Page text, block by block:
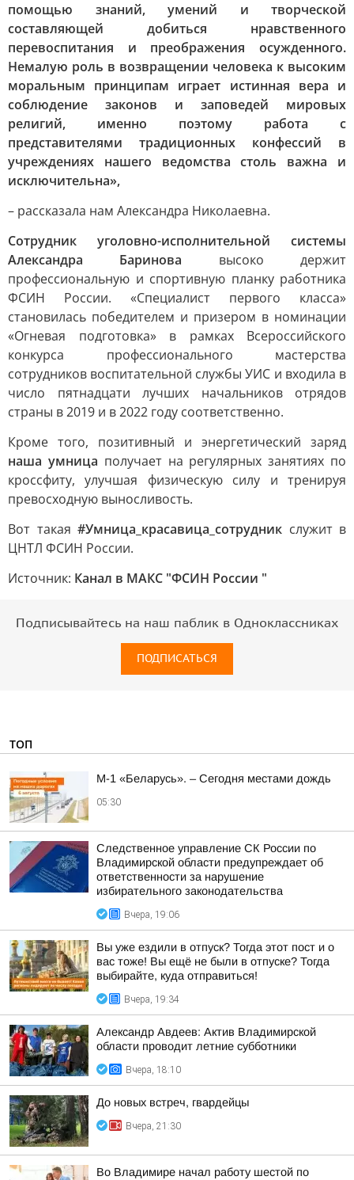
помощью знаний, умений и творческой
составляющей добиться нравственного
перевоспитания и преображения осужденного.
Немалую роль в возвращении человека к высоким
моральным принципам играет истинная вера и
соблюдение законов и заповедей мировых
религий, именно поэтому работа с
представителями традиционных конфессий в
учреждениях нашего ведомства столь важна и
исключительна»,
– рассказала нам Александра Николаевна.
Сотрудник уголовно-исполнительной системы
Александра Баринова высоко держит
профессиональную и спортивную планку работника
ФСИН России. «Специалист первого класса»
становилась победителем и призером в номинации
«Огневая подготовка» в рамках Всероссийского
конкурса профессионального мастерства
сотрудников воспитательной службы УИС и входила в
число пятнадцати лучших начальников отрядов
страны в 2019 и в 2022 году соответственно.
Кроме того, позитивный и энергетический заряд
наша умница получает на регулярных занятиях по
кроссфиту, улучшая физическую силу и тренируя
превосходную выносливость.
Вот такая #Умница_красавица_сотрудник служит в
ЦНТЛ ФСИН России.
Источник: Канал в МАКС "ФСИН России "
Подписывайтесь на наш паблик в Одноклассниках
ПОДПИСАТЬСЯ
ТОП
М-1 «Беларусь». – Сегодня местами дождь
05:30
Следственное управление СК России по
Владимирской области предупреждает об
ответственности за нарушение
избирательного законодательства
Вчера, 19:06
Вы уже ездили в отпуск? Тогда этот пост и о
вас тоже! Вы ещё не были в отпуске? Тогда
выбирайте, куда отправиться!
Вчера, 19:34
Александр Авдеев: Актив Владимирской
области проводит летние субботники
Вчера, 18:10
До новых встреч, гвардейцы
Вчера, 21:30
Во Владимире начал работу шестой по